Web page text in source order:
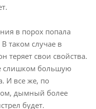
в порох попала
таком случае в
теряет свои свойства.
слишком большую
И все же, по
дымный более
будет.